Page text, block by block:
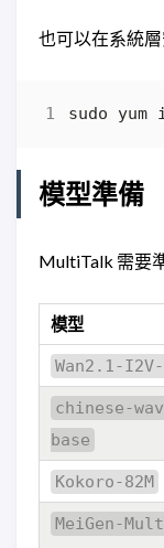
也可以在系統層
模型準備
MultiTalk 需要
模型
Wan2.1-
chinese-
base
Kokoro-82M
MeiGen-